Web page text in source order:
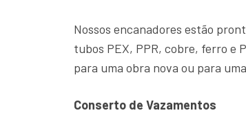
Nossos encanadores estão
tubos PEX, PPR, cobre, ferro e
para uma obra nova ou para
Conserto de Vazamentos